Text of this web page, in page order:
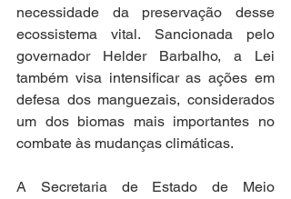
necessidade da preservação desse
ecossistema vital. Sancionada pelo
governador Helder Barbalho, a Lei
também visa intensificar as ações em
defesa dos manguezais, considerados
um dos biomas mais importantes no
combate às mudanças climáticas.
A Secretaria de Estado de Meio